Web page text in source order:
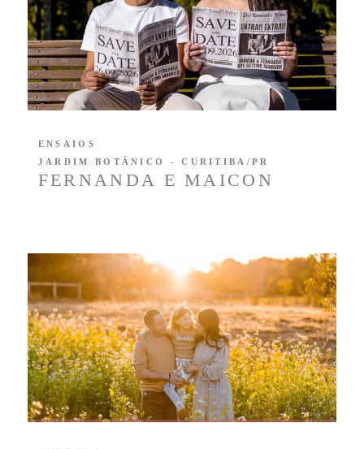
FERNANDA E MAICON
ENSAIOS
JARDIM BOTÂNICO - CURITIBA/PR